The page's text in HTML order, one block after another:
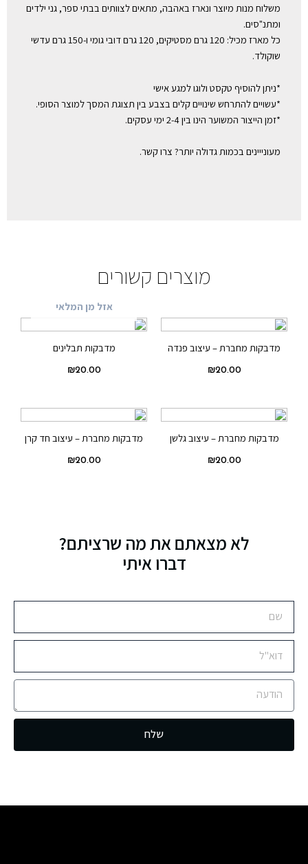
משלוח מנות מיוצר ונארז באהבה, מתאים לצוותים בבתי ספר, גני ילדים
ומתנ"סים.
כל מארז מכיל: 120 גרם מסטיקים, 120 גרם דובי גומי ו-150 גרם עדשי
שוקולד.
*ניתן להוסיף טקסט ולוגו למגע אישי
*עשויים להתרחש שינויים קלים בצבע בין תצוגת המסך למוצר הסופי.
*זמן הייצור המשוער הינו בין 2-4 ימי עסקים.
מעונייינים בכמות גדולה יותר? צרו קשר.
מוצרים קשורים
מדבקות מחברת – עיצוב פנדה
₪20.00
אזל מן המלאי
מדבקות תבלינים
₪20.00
מדבקות מחברת – עיצוב גלשן
₪20.00
מדבקות מחברת – עיצוב חד קרן
₪20.00
לא מצאתם את מה שרציתם?
דברו איתי
שלח